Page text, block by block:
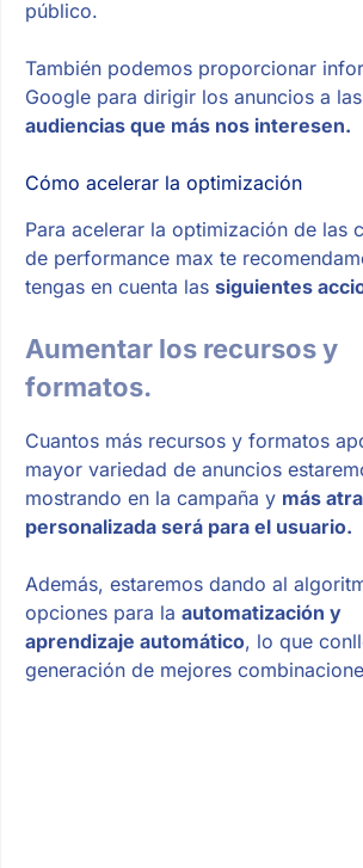
público.
También podemos proporcionar
Google para dirigir los anuncios a las
audiencias que más nos interesen.
Cómo acelerar la optimización
Para acelerar la optimización de las
de performance max te
tengas en cuenta las siguientes
Aumentar los recursos y
formatos.
Cuantos más recursos y formatos
mayor variedad de anuncios
mostrando en la campaña y más
personalizada será para el usuario.
Además, estaremos dando al
opciones para la automatización y
aprendizaje automático, lo que
generación de mejores